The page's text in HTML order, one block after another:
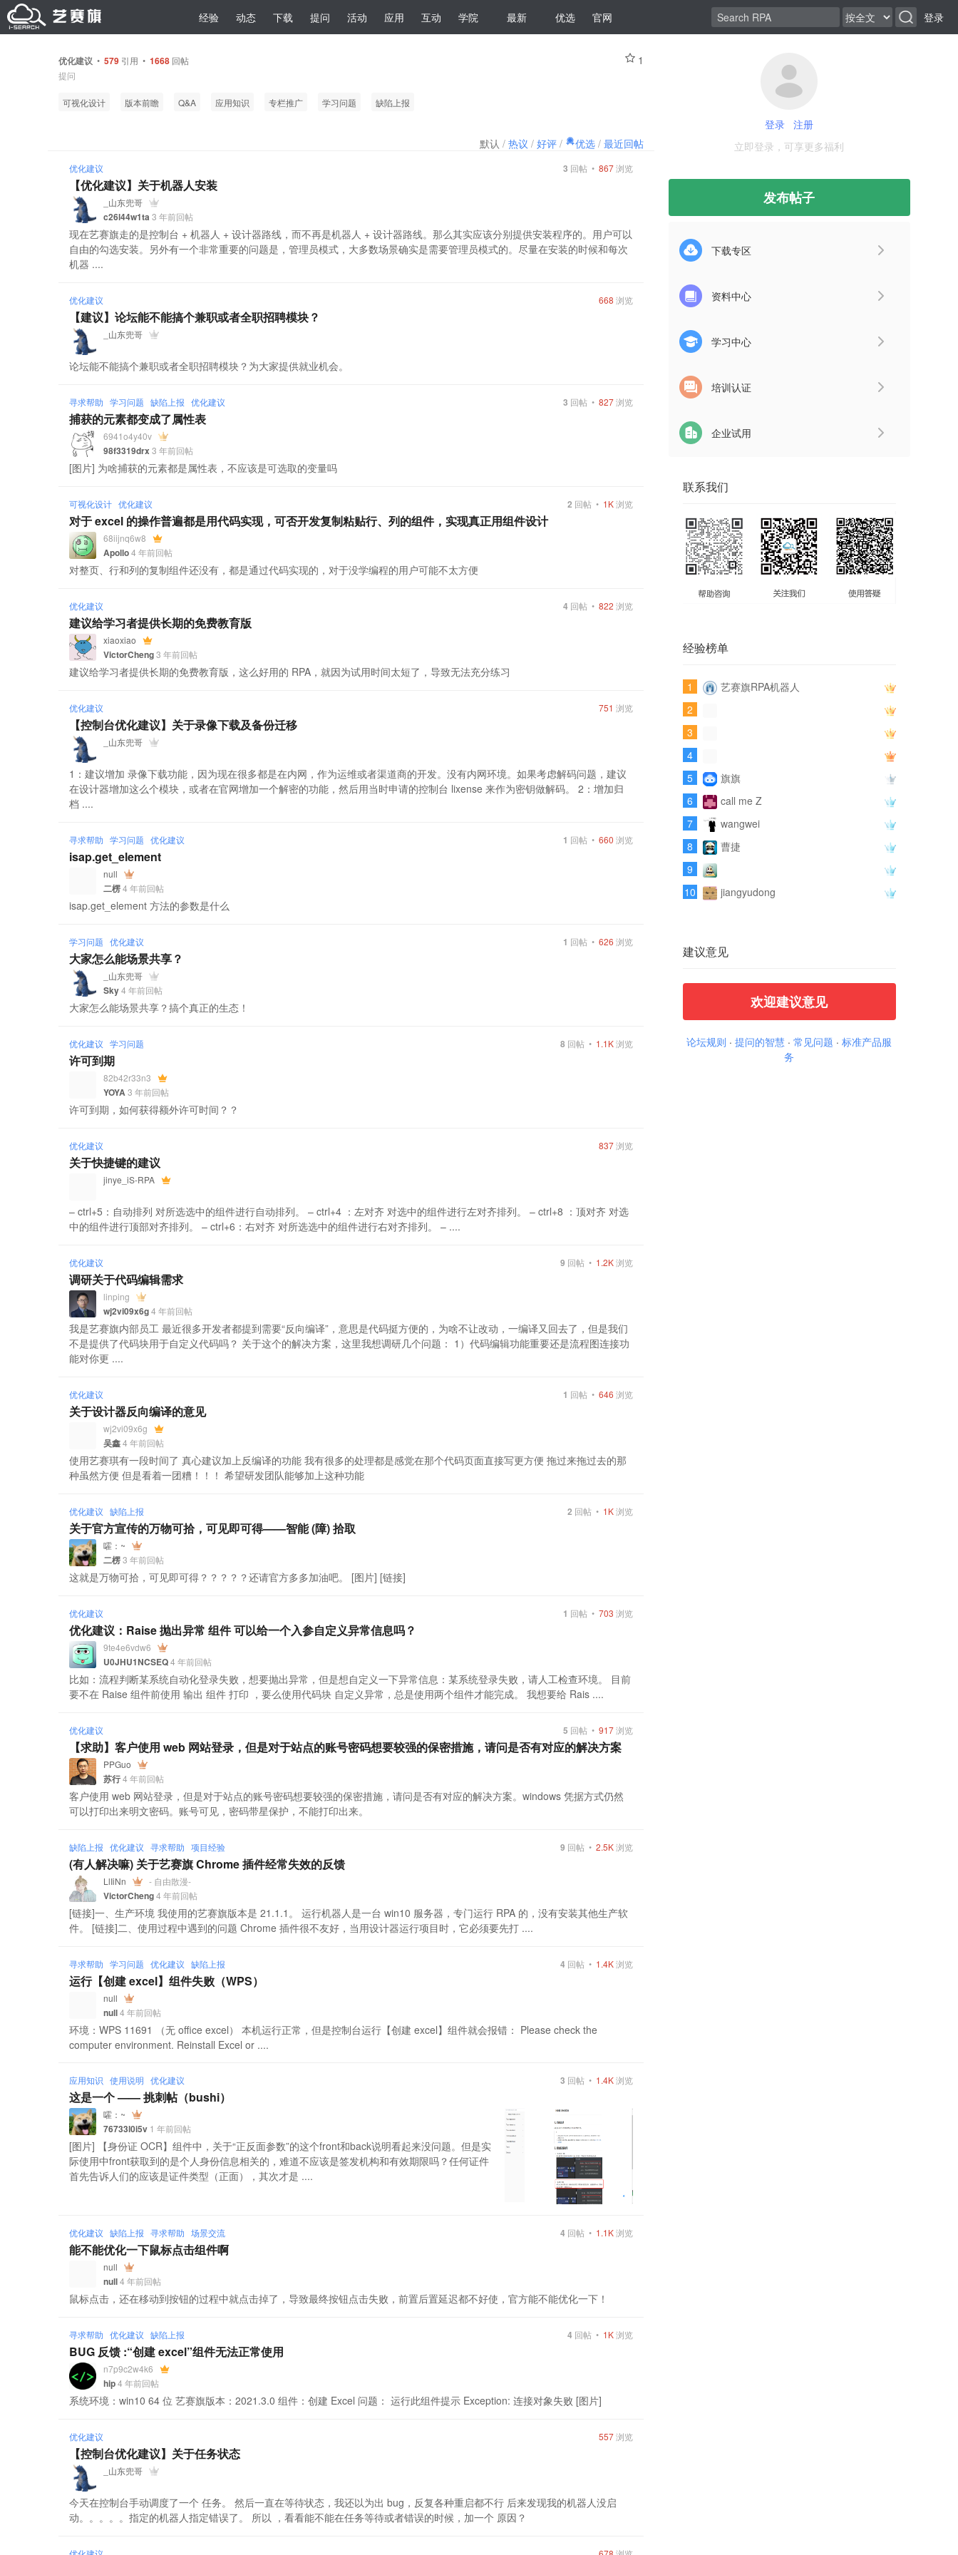
经验 动态 下载 提问 活动 应用 互动 学院 最新 优选 官网 登录
优化建议 •579 引用 •1668 回帖
提问
1
可视化设计 版本前瞻 Q&A 应用知识 专栏推广 学习问题 缺陷上报
默认 /热议 /好评 / 优选 /最近回帖
优化建议 3 回帖 •867浏览
【优化建议】关于机器人安装
_山东兜哥
c26l44w1ta 3 年前回帖
现在艺赛旗走的是控制台 + 机器人 + 设计器路线，而不再是机器人 + 设计器路线。那么其实应该分别提供安装程序的。用户可以
自由的勾选安装。另外有一个非常重要的问题是，管理员模式，大多数场景确实是需要管理员模式的。尽量在安装的时候和每次
机器 ....
优化建议 668 浏览
【建议】论坛能不能搞个兼职或者全职招聘模块？
_山东兜哥
论坛能不能搞个兼职或者全职招聘模块？为大家提供就业机会。
寻求帮助 学习问题 缺陷上报 优化建议 3 回帖 •827浏览
捕获的元素都变成了属性表
6941o4y40v
98f3319drx 3 年前回帖
[图片] 为啥捕获的元素都是属性表，不应该是可选取的变量吗
可视化设计 优化建议 2 回帖 • 1K浏览
对于 excel 的操作普遍都是用代码实现，可否开发复制粘贴行、列的组件，实现真正用组件设计
68iijnq6w8
Apollo4 年前回帖
对整页、行和列的复制组件还没有，都是通过代码实现的，对于没学编程的用户可能不太方便
优化建议 4 回帖 •822 浏览
建议给学习者提供长期的免费教育版
xiaoxiao
VictorCheng3 年前回帖
建议给学习者提供长期的免费教育版，这么好用的 RPA，就因为试用时间太短了，导致无法充分练习
优化建议 751 浏览
【控制台优化建议】关于录像下载及备份迁移
_山东兜哥
1：建议增加 录像下载功能，因为现在很多都是在内网，作为运维或者渠道商的开发。没有内网环境。如果考虑解码问题，建议
在设计器增加这么个模块，或者在官网增加一个解密的功能，然后用当时申请的控制台 lixense 来作为密钥做解码。 2：增加归
档 ....
寻求帮助 学习问题 优化建议 1 回帖 •660 浏览
isap.get_element
null
二楞4 年前回帖
isap.get_element 方法的参数是什么
学习问题 优化建议 1 回帖 •626 浏览
大家怎么能场景共享？
_山东兜哥
Sky4 年前回帖
大家怎么能场景共享？搞个真正的生态！
优化建议 学习问题 8 回帖 • 1.1K浏览
许可到期
82b42r33n3
YOYA3 年前回帖
许可到期，如何获得额外许可时间？？
优化建议 837浏览
关于快捷键的建议
jinye_iS-RPA
– ctrl+5：自动排列 对所选选中的组件进行自动排列。 – ctrl+4 ：左对齐 对选中的组件进行左对齐排列。 – ctrl+8 ：顶对齐 对选
中的组件进行顶部对齐排列。 – ctrl+6：右对齐 对所选选中的组件进行右对齐排列。 – ....
优化建议 9 回帖 • 1.2K浏览
调研关于代码编辑需求
linping
wj2vi09x6g4 年前回帖
我是艺赛旗内部员工 最近很多开发者都提到需要“反向编译”，意思是代码挺方便的，为啥不让改动，一编译又回去了，但是我们
不是提供了代码块用于自定义代码吗？ 关于这个的解决方案，这里我想调研几个问题： 1）代码编辑功能重要还是流程图连接功
能对你更 ....
优化建议 1 回帖 •646 浏览
关于设计器反向编译的意见
wj2vi09x6g
吴鑫4 年前回帖
使用艺赛琪有一段时间了 真心建议加上反编译的功能 我有很多的处理都是感觉在那个代码页面直接写更方便 拖过来拖过去的那
种虽然方便 但是看着一团糟！！！ 希望研发团队能够加上这种功能
优化建议 缺陷上报 2 回帖 • 1K浏览
关于官方宣传的万物可拾，可见即可得——智能 (障) 拾取
嚯：~
二楞3 年前回帖
这就是万物可拾，可见即可得？？？？？还请官方多多加油吧。 [图片] [链接]
优化建议 1 回帖 •703 浏览
优化建议：Raise 抛出异常 组件 可以给一个入参自定义异常信息吗？
9te4e6vdw6
U0JHU1NCSEQ4 年前回帖
比如：流程判断某系统自动化登录失败，想要抛出异常，但是想自定义一下异常信息：某系统登录失败，请人工检查环境。 目前
要不在 Raise 组件前使用 输出 组件 打印 ，要么使用代码块 自定义异常，总是使用两个组件才能完成。 我想要给 Rais ....
优化建议 5 回帖 •917浏览
【求助】客户使用 web 网站登录，但是对于站点的账号密码想要较强的保密措施，请问是否有对应的解决方案
PPGuo
苏行4 年前回帖
客户使用 web 网站登录，但是对于站点的账号密码想要较强的保密措施，请问是否有对应的解决方案。windows 凭据方式仍然
可以打印出来明文密码。账号可见，密码带星保护，不能打印出来。
缺陷上报 优化建议 寻求帮助 项目经验 9 回帖 •2.5K浏览
(有人解决嘛) 关于艺赛旗 Chrome 插件经常失效的反馈
LlIiNn - 自由散漫-
VictorCheng4 年前回帖
[链接]一、生产环境 我使用的艺赛旗版本是 21.1.1。 运行机器人是一台 win10 服务器，专门运行 RPA 的，没有安装其他生产软
件。 [链接]二、使用过程中遇到的问题 Chrome 插件很不友好，当用设计器运行项目时，它必须要先打 ....
寻求帮助 学习问题 优化建议 缺陷上报 4 回帖 • 1.4K浏览
运行【创建 excel】组件失败（WPS）
null
null4 年前回帖
环境：WPS 11691 （无 office excel） 本机运行正常，但是控制台运行【创建 excel】组件就会报错： Please check the
computer environment. Reinstall Excel or ....
应用知识 使用说明 优化建议 3 回帖 • 1.4K浏览
这是一个 —— 挑刺帖（bushi）
嚯：~
76733l0i5v 1 年前回帖
[图片] 【身份证 OCR】组件中，关于“正反面参数”的这个front和back说明看起来没问题。但是实
际使用中front获取到的是个人身份信息相关的，难道不应该是签发机构和有效期限吗？任何证件
首先告诉人们的应该是证件类型（正面），其次才是 ....
优化建议 缺陷上报 寻求帮助 场景交流 4 回帖 • 1.1K浏览
能不能优化一下鼠标点击组件啊
null
null4 年前回帖
鼠标点击，还在移动到按钮的过程中就点击掉了，导致最终按钮点击失败，前置后置延迟都不好使，官方能不能优化一下！
寻求帮助 优化建议 缺陷上报 4 回帖 • 1K浏览
BUG 反馈 :“创建 excel”组件无法正常使用
n7p9c2w4k6
hip4 年前回帖
系统环境：win10 64 位 艺赛旗版本：2021.3.0 组件：创建 Excel 问题： 运行此组件提示 Exception: 连接对象失败 [图片]
优化建议 557浏览
【控制台优化建议】关于任务状态
_山东兜哥
今天在控制台手动调度了一个 任务。 然后一直在等待状态，我还以为出 bug，反复各种重启都不行 后来发现我的机器人没启
动。。。。。指定的机器人指定错误了。 所以 ，看看能不能在任务等待或者错误的时候，加一个 原因？
登录
注册
立即登录，可享更多福利
发布帖子
下载专区
资料中心
学习中心
培训认证
企业试用
联系我们
经验榜单
1
艺赛旗RPA机器人
2
3
4
5
旗旗
6
call me Z
7
wangwei
8
曹捷
9
10
jiangyudong
建议意见
欢迎建议意见
论坛规则 ·提问的智慧 ·常见问题 ·标准产品服
务